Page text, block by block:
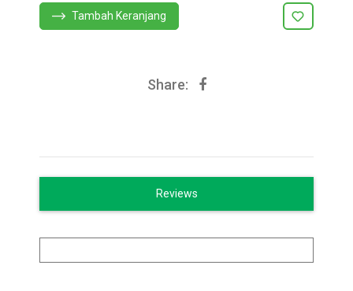
Tambah Keranjang
Share:
Reviews